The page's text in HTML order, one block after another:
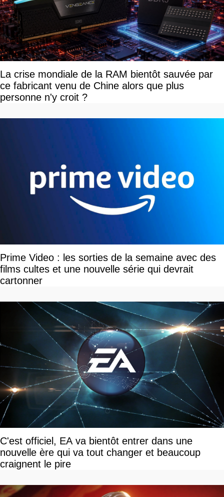
La crise mondiale de la RAM bientôt sauvée par
ce fabricant venu de Chine alors que plus
personne n'y croit ?
Prime Video : les sorties de la semaine avec des
films cultes et une nouvelle série qui devrait
cartonner
C'est officiel, EA va bientôt entrer dans une
nouvelle ère qui va tout changer et beaucoup
craignent le pire